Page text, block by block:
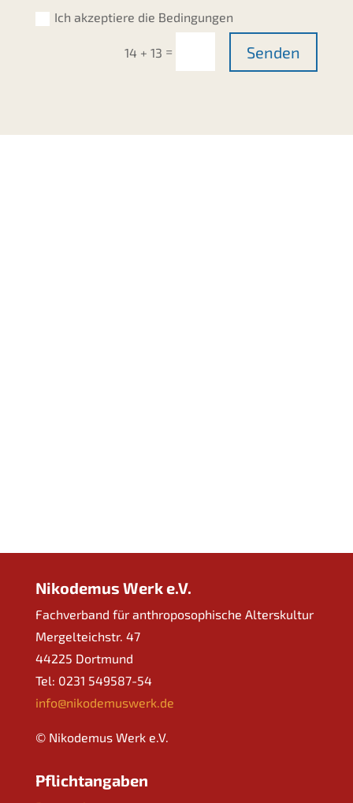
Ich akzeptiere die Bedingungen
14 + 13 = Senden
Nikodemus Werk e.V.
Fachverband für anthroposophische Alterskultur
Mergelteichstr. 47
44225 Dortmund
Tel: 0231 549587-54
info@nikodemuswerk.de
© Nikodemus Werk e.V.
Pflichtangaben